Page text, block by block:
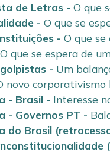
de Letras -O que
-O que se
-O que
O que se espera de
- Um
novo corporativismo
- Brasil - Interesse
- Governos PT -
do Brasil